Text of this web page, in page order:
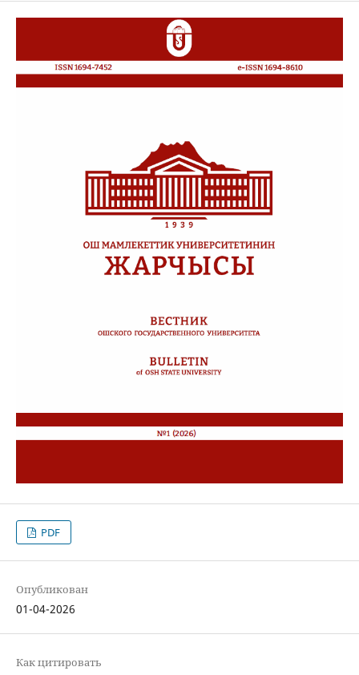
PDF
Опубликован
01-04-2026
Как цитировать